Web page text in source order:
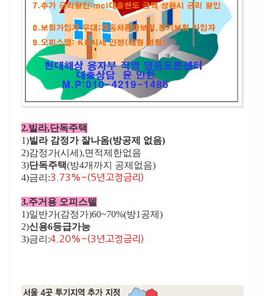
2.빌라,단독주택
1)빌라 감정가 잘나옴(방공제 없음)
2)감정가(시세),면적제한없음
3)단독주택(방4개까지 공제없음)
4)금리:3.73%~(5년고정금리)
3.주거용 오피스텔
1)일반가(감정가)60~70%(방1공제)
2)신용6등급가능
3)금리:4.20%~(3년고정금리)